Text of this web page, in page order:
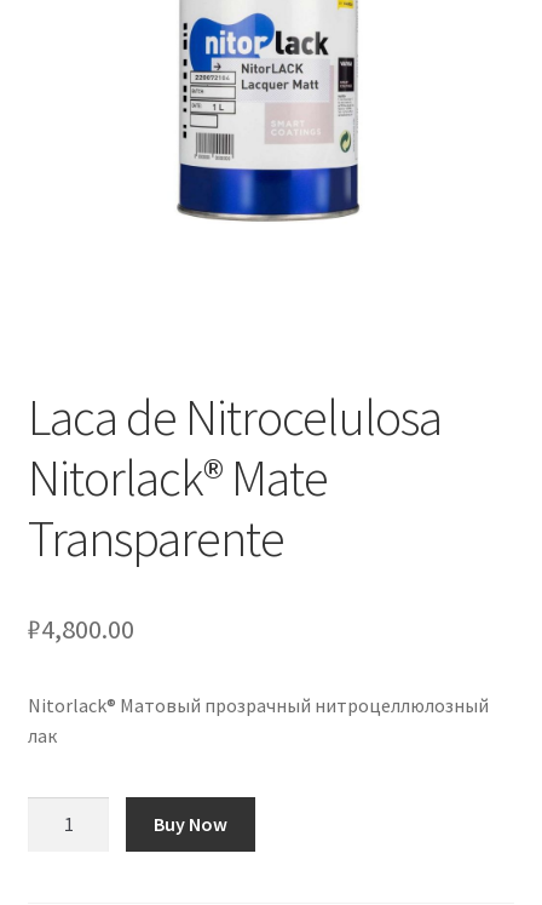
Оформление заказа
Подтверждение заказа
Laca de Nitrocelulosa
Nitorlack® Mate
Transparente
₽4,800.00
Nitorlack® Матовый прозрачный нитроцеллюлозный
лак
Buy Now